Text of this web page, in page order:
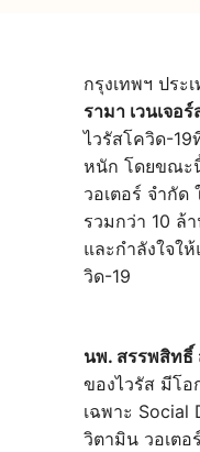
กรุงเทพฯ ประ
รามา เวนเจอ
ไวรัสโควิด-
หนัก โดยขณะ
วอเตอร์ จำกั
รวมกว่า 10 ล้
และกำลังใจใ
วิด-19
นพ. สรรพสิทธิ์
ของไวรัส มีโอ
เฉพาะ Social
วิตามิน วอเต